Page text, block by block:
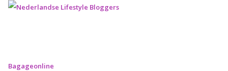
Bagageonline